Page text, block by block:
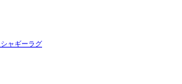
シャギーラグ